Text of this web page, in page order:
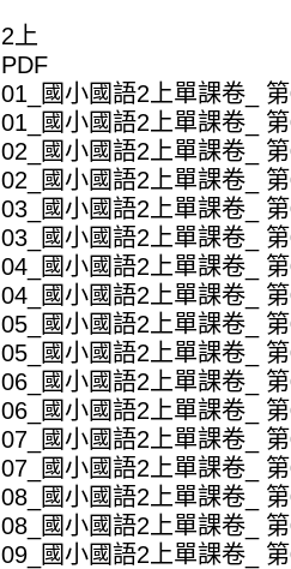
2上
PDF
01_國小國語2上單課卷_
01_國小國語2上單課卷_
02_國小國語2上單課卷_
02_國小國語2上單課卷_
03_國小國語2上單課卷_
03_國小國語2上單課卷_
04_國小國語2上單課卷_
04_國小國語2上單課卷_
05_國小國語2上單課卷_
05_國小國語2上單課卷_
06_國小國語2上單課卷_
06_國小國語2上單課卷_
07_國小國語2上單課卷_
07_國小國語2上單課卷_
08_國小國語2上單課卷_
08_國小國語2上單課卷_
09_國小國語2上單課卷_